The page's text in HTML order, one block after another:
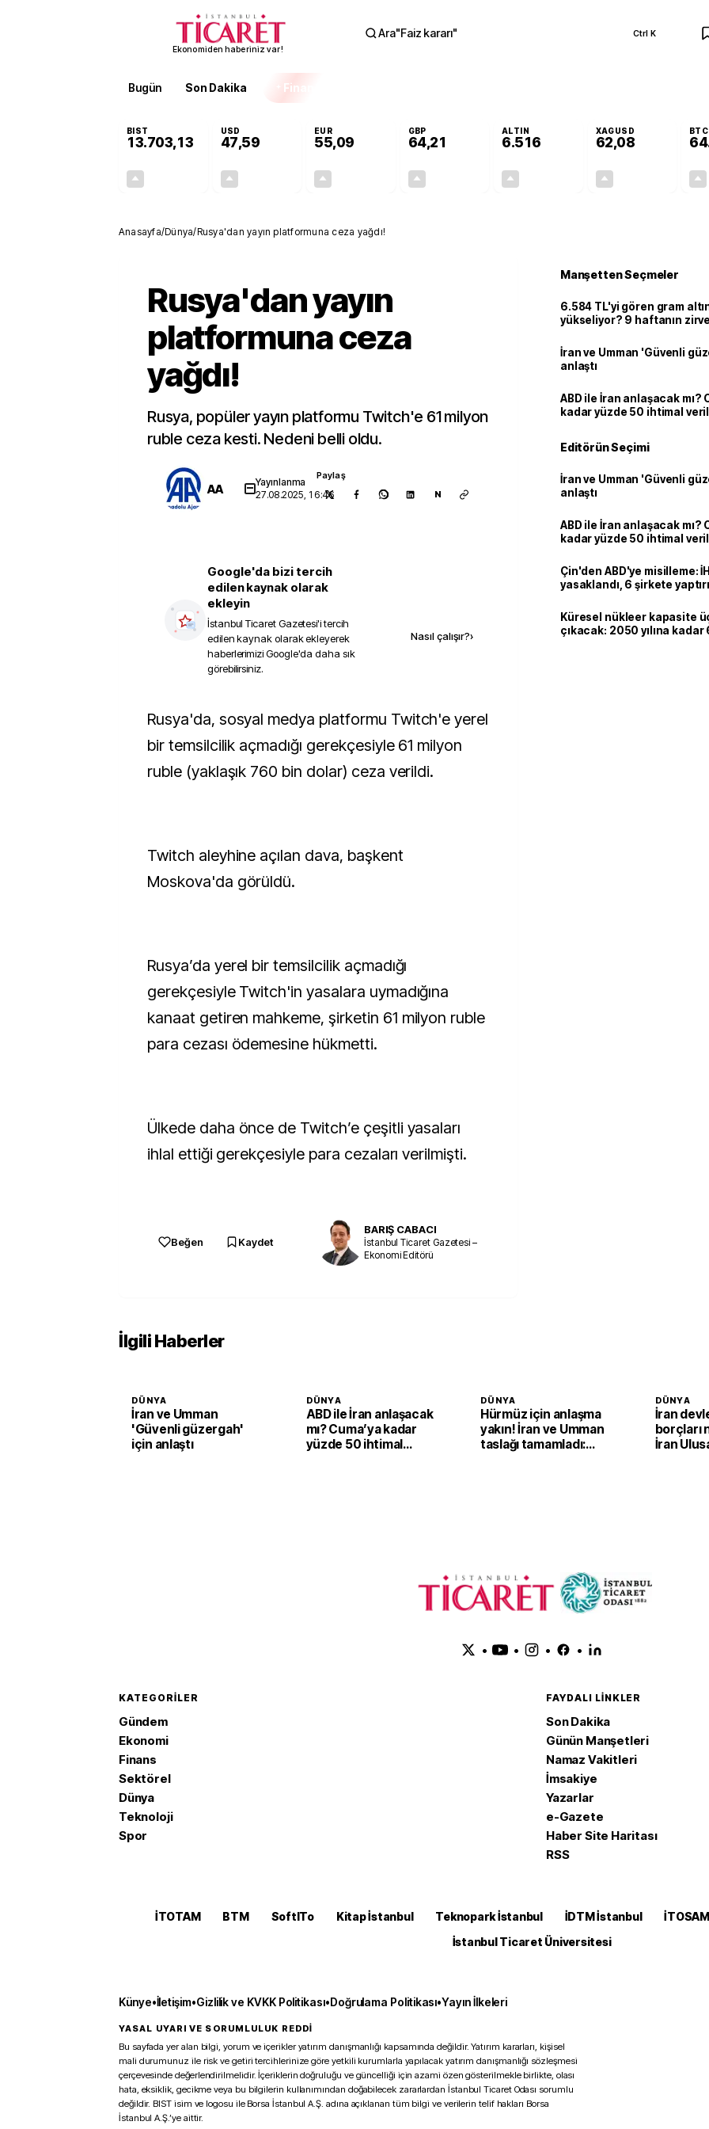
Ekonomiden haberiniz var!
Ara"Faiz kararı" Ctrl K
Bugün Son Dakika Finans
BIST
13.703,13
USD
47,59
EUR
55,09
GBP
64,21
ALTIN
6.516
XAGUSD
62,08
BTC
Anasayfa/Dünya/Rusya'dan yayın platformuna ceza yağdı!
Rusya'dan yayın
platformuna ceza
yağdı!
Rusya, popüler yayın platformu Twitch'e 61 milyon
ruble ceza kesti. Nedeni belli oldu.
AA
Yayınlanma
27.08.2025, 16:46
Paylaş
N
Google'da bizi tercih
edilen kaynak olarak
ekleyin
İstanbul Ticaret Gazetesi'i tercih
edilen kaynak olarak ekleyerek
haberlerimizi Google'da daha sık
görebilirsiniz.
Nasıl çalışır?›
Rusya'da, sosyal medya platformu Twitch'e yerel
bir temsilcilik açmadığı gerekçesiyle 61 milyon
ruble (yaklaşık 760 bin dolar) ceza verildi.
Twitch aleyhine açılan dava, başkent
Moskova'da görüldü.
Rusya’da yerel bir temsilcilik açmadığı
gerekçesiyle Twitch'in yasalara uymadığına
kanaat getiren mahkeme, şirketin 61 milyon ruble
para cezası ödemesine hükmetti.
Ülkede daha önce de Twitch’e çeşitli yasaları
ihlal ettiği gerekçesiyle para cezaları verilmişti.
Beğen Kaydet
BARIŞ CABACI
İstanbul Ticaret Gazetesi –
Ekonomi Editörü
Manşetten Seçmeler
6.584 TL'yi gören gram
yükseliyor? 9 haftanın
İran ve Umman 'Güvenli
anlaştı
ABD ile İran anlaşacak mı?
kadar yüzde 50 ihtimal
Editörün Seçimi
İran ve Umman 'Güvenli
anlaştı
ABD ile İran anlaşacak mı?
kadar yüzde 50 ihtimal
Çin'den ABD'ye misilleme:
yasaklandı, 6 şirkete
Küresel nükleer kapasite
çıkacak: 2050 yılına kadar
İlgili Haberler
DÜNYA
İran ve Umman
'Güvenli güzergah'
için anlaştı
DÜNYA
ABD ile İran anlaşacak
mı? Cuma’ya kadar
yüzde 50 ihtimal
DÜNYA
Hürmüz için anlaşma
yakın! İran ve Umman
taslağı tamamladı:
DÜNYA
İran
borçları
İran
• • • •
KATEGORILER
Gündem
Ekonomi
Finans
Sektörel
Dünya
Teknoloji
Spor
FAYDALI LINKLER
Son Dakika
Günün Manşetleri
Namaz Vakitleri
İmsakiye
Yazarlar
e-Gazete
Haber Site Haritası
RSS
İTOTAM BTM SoftITo Kitap İstanbul Teknopark İstanbul İDTM İstanbul İTOSAM
İstanbul Ticaret Üniversitesi
Künye•İletişim•Gizlilik ve KVKK Politikası•Doğrulama Politikası•Yayın İlkeleri
YASAL UYARI VE SORUMLULUK REDDİ
Bu sayfada yer alan bilgi, yorum ve içerikler yatırım danışmanlığı kapsamında değildir. Yatırım kararları, kişisel
mali durumunuz ile risk ve getiri tercihlerinize göre yetkili kurumlarla yapılacak yatırım danışmanlığı sözleşmesi
çerçevesinde değerlendirilmelidir. İçeriklerin doğruluğu ve güncelliği için azami özen gösterilmekle birlikte, olası
hata, eksiklik, gecikme veya bu bilgilerin kullanımından doğabilecek zararlardan İstanbul Ticaret Odası sorumlu
değildir. BIST isim ve logosu ile Borsa İstanbul A.Ş. adına açıklanan tüm bilgi ve verilerin telif hakları Borsa
İstanbul A.Ş.’ye aittir.